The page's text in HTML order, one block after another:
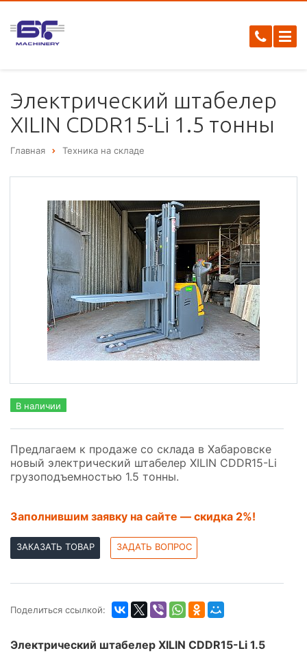
Электрический штабелер
XILIN CDDR15-Li 1.5 тонны
Главная Техника на складе
В наличии
Предлагаем к продаже со склада в Хабаровске
новый электрический штабелер XILIN CDDR15-Li
грузоподъемностью 1.5 тонны.
Заполнившим заявку на сайте — скидка 2%!
ЗАКАЗАТЬ ТОВАР ЗАДАТЬ ВОПРОС
Поделиться ссылкой:
Электрический штабелер XILIN CDDR15-Li 1.5